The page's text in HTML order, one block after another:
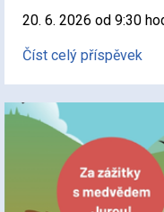
20. 6. 2026 od 9:30
Číst celý příspěvek